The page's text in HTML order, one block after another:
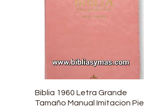
Vista rápida
Biblia 1960 Letra Grande
Tamaño Manual Imitacion Piel